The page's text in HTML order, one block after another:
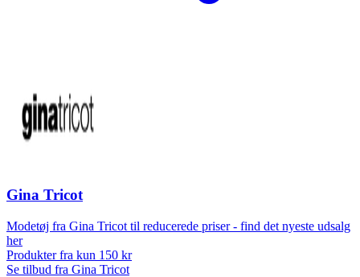
Gina Tricot
Modetøj fra Gina Tricot til reducerede priser - find det nyeste udsalg
her
Produkter fra kun 150 kr
Se tilbud fra Gina Tricot